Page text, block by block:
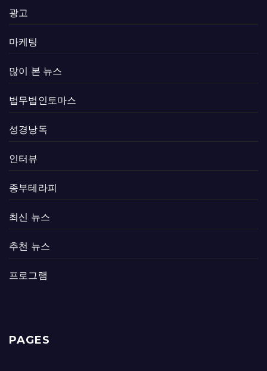
광고
마케팅
많이 본 뉴스
법무법인토마스
성경낭독
인터뷰
종부테라피
최신 뉴스
추천 뉴스
프로그램
PAGES